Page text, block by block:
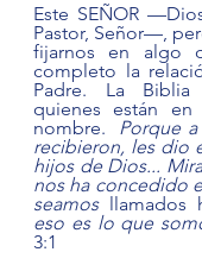
Este SEÑOR
Pastor, Señor—,
fijarnos en algo
completo la
Padre. La
quienes están en
nombre. Porque
recibieron, les dio
hijos de Dios...
nos ha concedido
seamos llamados
eso es lo que
3:1